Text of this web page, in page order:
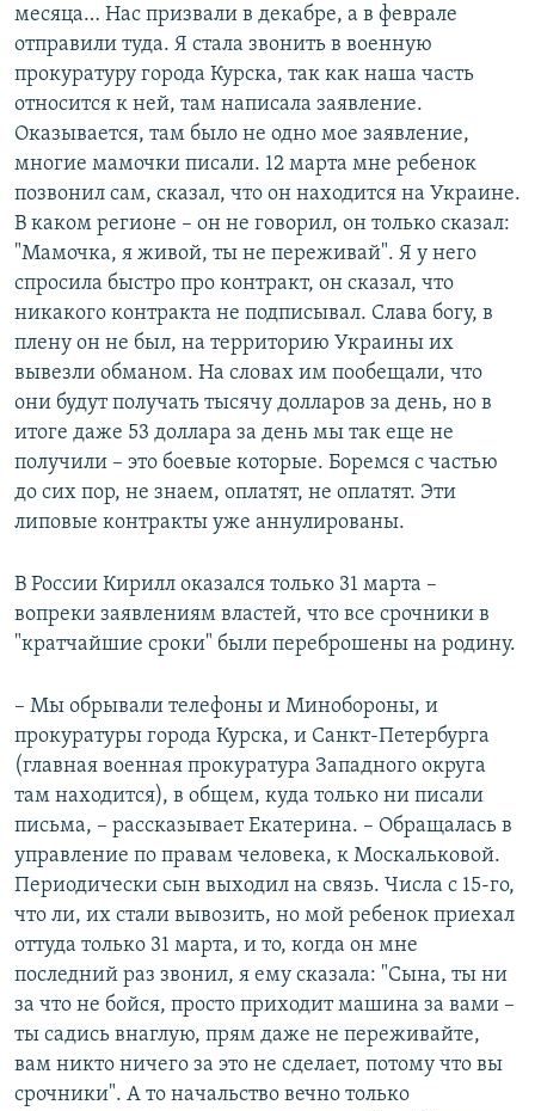
месяца… Нас призвали в декабре, а в феврале
отправили туда. Я стала звонить в военную
прокуратуру города Курска, так как наша часть
относится к ней, там написала заявление.
Оказывается, там было не одно мое заявление,
многие мамочки писали. 12 марта мне ребенок
позвонил сам, сказал, что он находится на Украине.
В каком регионе – он не говорил, он только сказал:
"Мамочка, я живой, ты не переживай". Я у него
спросила быстро про контракт, он сказал, что
никакого контракта не подписывал. Слава богу, в
плену он не был, на территорию Украины их
вывезли обманом. На словах им пообещали, что
они будут получать тысячу долларов за день, но в
итоге даже 53 доллара за день мы так еще не
получили – это боевые которые. Боремся с частью
до сих пор, не знаем, оплатят, не оплатят. Эти
липовые контракты уже аннулированы.
В России Кирилл оказался только 31 марта –
вопреки заявлениям властей, что все срочники в
"кратчайшие сроки" были переброшены на родину.
– Мы обрывали телефоны и Минобороны, и
прокуратуры города Курска, и Санкт-Петербурга
(главная военная прокуратура Западного округа
там находится), в общем, куда только ни писали
письма, – рассказывает Екатерина. – Обращалась в
управление по правам человека, к Москальковой.
Периодически сын выходил на связь. Числа с 15-го,
что ли, их стали вывозить, но мой ребенок приехал
оттуда только 31 марта, и то, когда он мне
последний раз звонил, я ему сказала: "Сына, ты ни
за что не бойся, просто приходит машина за вами –
ты садись внаглую, прям даже не переживайте,
вам никто ничего за это не сделает, потому что вы
срочники". А то начальство вечно только